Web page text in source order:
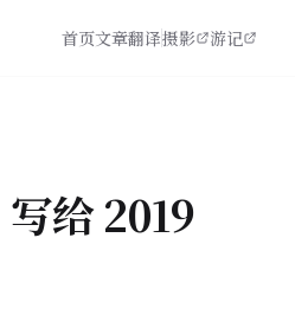
首页文章翻译摄影 游记
给 2019